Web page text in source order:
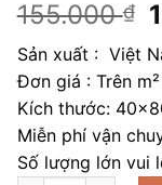
155.000₫
Sản xuất : Việt
Đơn giá : Trên
Kích thước:
Miễn phí vận
Số lượng lớn vui